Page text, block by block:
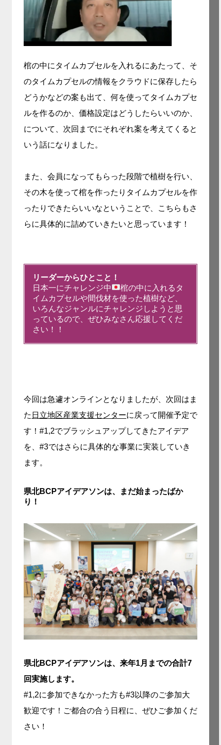
棺の中にタイムカプセルを入れるにあたって、そ
のタイムカプセルの情報をクラウドに保存したら
どうかなどの案も出て、何を使ってタイムカプセ
ルを作るのか、価格設定はどうしたらいいのか、
について、次回までにそれぞれ案を考えてくると
いう話になりました。
また、会員になってもらった段階で植樹を行い、
その木を使って棺を作ったりタイムカプセルを作
ったりできたらいいなということで、こちらもさ
らに具体的に詰めていきたいと思っています！
リーダーからひとこと！
日本一にチャレンジ中
棺の中に入れるタ
イムカプセルや間伐材を使った植樹など、
いろんなジャンルにチャレンジしようと思
っているので、ぜひみなさん応援してくだ
さい！！
今回は急遽オンラインとなりましたが、次回はま
た 日立地区産業支援センターに戻って開催予定で
す！#1,2でブラッシュアップしてきたアイデア
を、#3ではさらに具体的な事業に実装していき
ます。
県北BCPアイデアソンは、まだ始まったばか
り！
県北BCPアイデアソンは、来年1月までの合計7
回実施します。
#1,2に参加できなかった方も#3以降のご参加大
歓迎です！ご都合の合う日程に、ぜひご参加くだ
さい！